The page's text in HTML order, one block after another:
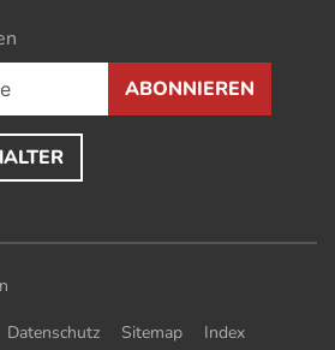
ABONNIEREN
Datenschutz(ausgewählt)
Sitemap
Index